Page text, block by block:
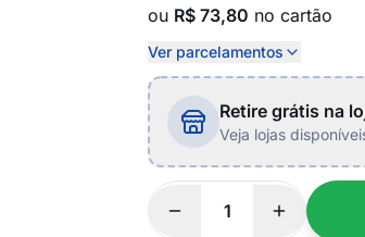
ou R$ 73,80 no cartão
Ver parcelamentos
Retire grátis na
Veja lojas